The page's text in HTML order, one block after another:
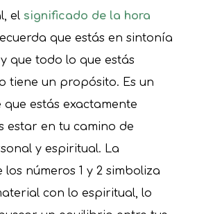
el significado de la hora
que estás en sintonía
que todo lo que estás
tiene un propósito. Es un
estás exactamente
estar en tu camino de
y espiritual. La
números 1 y 2 simboliza
con lo espiritual, lo